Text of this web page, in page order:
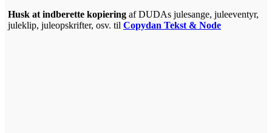
Husk at indberette kopiering af DUDAs julesange, juleeventyr,
juleklip, juleopskrifter, osv. til Copydan Tekst & Node